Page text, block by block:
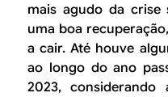
mais agudo da crise
uma boa
a cair. Até houve
ao longo do ano
2023,